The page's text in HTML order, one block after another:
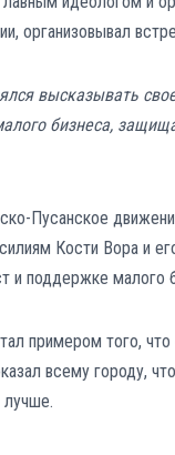
организовывал
высказывать
бизнеса,
Пусанское
Кости Вора и
и поддержке малого
примером того,
всему городу,
лучше.